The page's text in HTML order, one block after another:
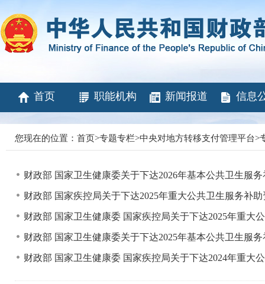
首页 职能机构 新闻报道 信息
您现在的位置： 首页>专题专栏>中央对地方转移支付管理平台>
财政部 国家卫生健康委关于下达2026年基本公共卫生服
财政部 国家疾控局关于下达2025年重大公共卫生服务补
财政部 国家卫生健康委 国家疾控局关于下达2025年重大
财政部 国家卫生健康委关于下达2025年基本公共卫生服
财政部 国家卫生健康委 国家疾控局关于下达2024年重大